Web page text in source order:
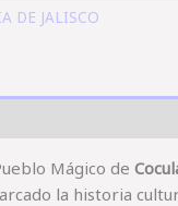
DE JALISCO
Mágico de
la historia